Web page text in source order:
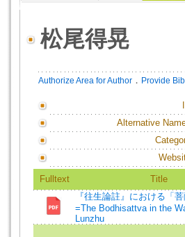
松尾得晃
Authorize Area for Author ． Provide
Alternative
Fulltext
Title
『往生論註』における「
=The Bodhisattva in the
Lunzhu